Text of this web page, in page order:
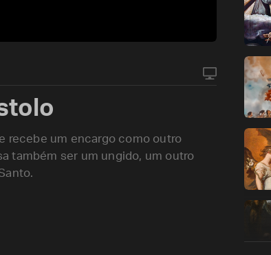
recebe um encargo como outro
também ser um ungido, um outro